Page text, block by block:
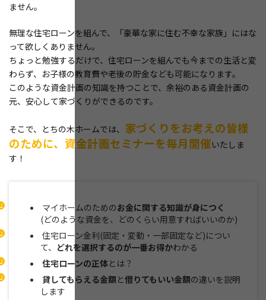
ません。
無理な住宅ローンを組んで、「豪華な家に住む不幸な家族」にはな
って欲しくありません。
ちょっと勉強するだけで、住宅ローンを組んでも今までの生活と変
わらず、お子様の教育費や老後の貯金なども可能になります。
このような資金計画の知識を持つことで、余裕のある資金計画の
元、安心して家づくりができるのです。
そこで、とちの木ホームでは、 家づくりをお考えの皆様
のために、資金計画セミナーを毎月開催いたしま
す！
マイホームのためのお金に関する知識が身につく
(どのような資金を、どのくらい用意すればいいのか)
住宅ローン金利(固定・変動・一部固定など)につい
て、 どれを選択するのが一番お得かわかる
住宅ローンの正体とは？
貸してもらえる金額と借りてもいい金額の違いを説明
します